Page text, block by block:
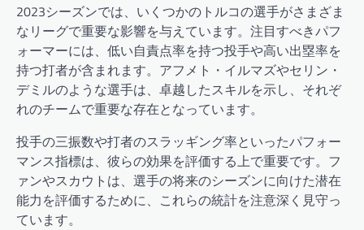
2023シーズンでは、いくつかのトルコの選手がさまざま
なリーグで重要な影響を与えています。注目すべきパフ
ォーマーには、低い自責点率を持つ投手や高い出塁率を
持つ打者が含まれます。アフメト・イルマズやセリン・
デミルのような選手は、卓越したスキルを示し、それぞ
れのチームで重要な存在となっています。
投手の三振数や打者のスラッギング率といったパフォー
マンス指標は、彼らの効果を評価する上で重要です。フ
ァンやスカウトは、選手の将来のシーズンに向けた潜在
能力を評価するために、これらの統計を注意深く見守っ
ています。